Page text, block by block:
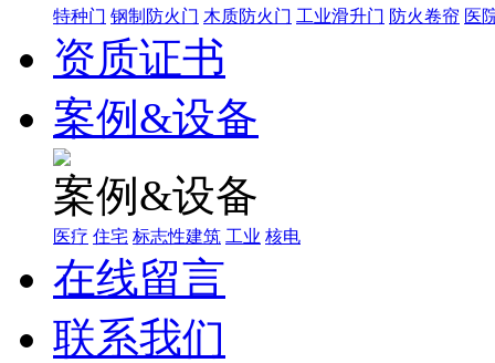
特种门 钢制防火门 木质防火门 工业滑升门 防火卷帘 医
资质证书
案例&设备
案例&设备
医疗 住宅 标志性建筑 工业 核电
在线留言
联系我们